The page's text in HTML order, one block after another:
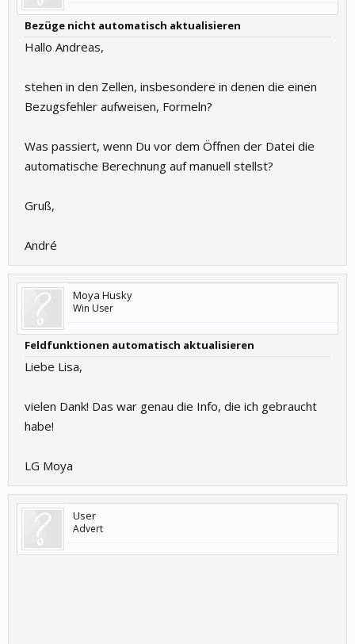
Bezüge nicht automatisch aktualisieren
Hallo Andreas,
stehen in den Zellen, insbesondere in denen die einen
Bezugsfehler aufweisen, Formeln?
Was passiert, wenn Du vor dem Öffnen der Datei die
automatische Berechnung auf manuell stellst?
Gruß,
André
Moya Husky
Win User
Feldfunktionen automatisch aktualisieren
Liebe Lisa,
vielen Dank! Das war genau die Info, die ich gebraucht
habe!
LG Moya
User
Advert